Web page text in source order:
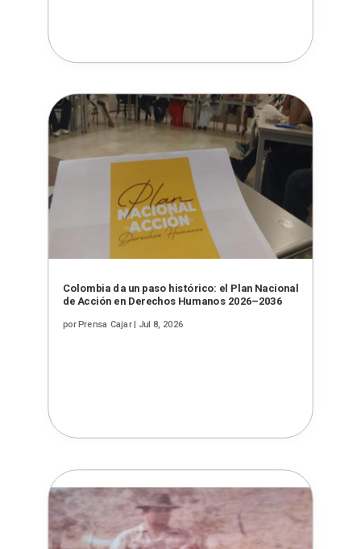
Colombia da un paso histórico: el Plan Nacional
de Acción en Derechos Humanos 2026–2036
porPrensa Cajar| Jul 8, 2026